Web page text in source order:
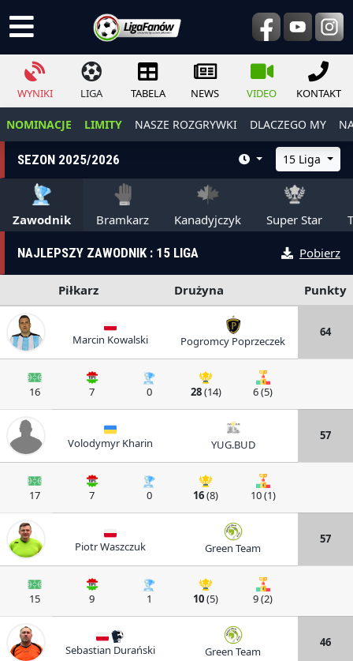
WYNIKI LIGA TABELA NEWS VIDEO KONTAKT
NOMINACJE LIMITY NASZE ROZGRYWKI DLACZEGO MY
SEZON 2025/2026 15 Liga
Zawodnik Bramkarz Kanadyjczyk Super Star
NAJLEPSZY ZAWODNIK : 15 LIGA Pobierz
Piłkarz Drużyna Punkty
Marcin Kowalski Pogromcy Poprzeczek
64
16 7 0 28(14) 6 (5)
Volodymyr Kharin YUG.BUD
57
17 7 0 16(8) 10 (1)
Piotr Waszczuk Green Team
57
15 9 1 10(5) 9 (2)
Sebastian Durański Green Team
46